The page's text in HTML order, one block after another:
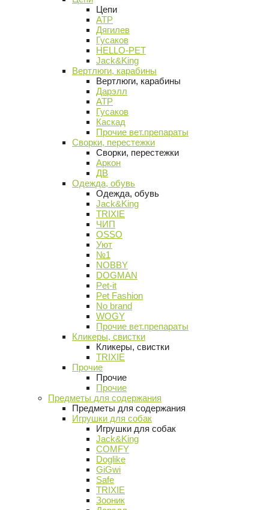
Цепи
АТР
Дягилев
Гусаков
HELLO-PET
Jack&King
Вертлюги, карабины
Вертлюги, карабины
Дарэлл
АТР
Гусаков
Каскад
Прочие вет.препараты
Сворки, перестежки
Сворки, перестежки
Аркон
ДВ
Одежда, обувь
Одежда, обувь
Jack&King
TRIXIE
ЧИП
OSSO
Уют
№1
NOBBY
DOGMAN
Pet-it
Pet Fashion
No brand
WOGY
Прочие вет.препараты
Кликеры, свистки
Кликеры, свистки
TRIXIE
Прочие
Прочие
Прочие
Предметы для содержания
Предметы для содержания
Игрушки для собак
Игрушки для собак
Jack&King
COMFY
Doglike
GiGwi
Safe
TRIXIE
Зооник